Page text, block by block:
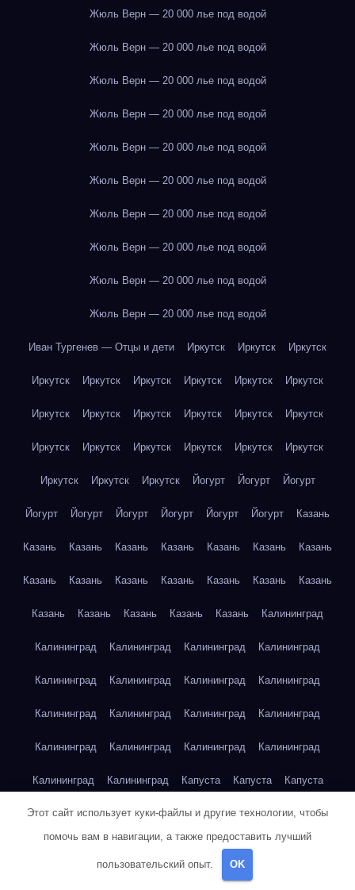
Жюль Верн — 20 000 лье под водой
Жюль Верн — 20 000 лье под водой
Жюль Верн — 20 000 лье под водой
Жюль Верн — 20 000 лье под водой
Жюль Верн — 20 000 лье под водой
Жюль Верн — 20 000 лье под водой
Жюль Верн — 20 000 лье под водой
Жюль Верн — 20 000 лье под водой
Жюль Верн — 20 000 лье под водой
Жюль Верн — 20 000 лье под водой
Иван Тургенев — Отцы и дети Иркутск Иркутск Иркутск
Иркутск Иркутск Иркутск Иркутск Иркутск Иркутск
Иркутск Иркутск Иркутск Иркутск Иркутск Иркутск
Иркутск Иркутск Иркутск Иркутск Иркутск Иркутск
Иркутск Иркутск Иркутск Йогурт Йогурт Йогурт
Йогурт Йогурт Йогурт Йогурт Йогурт Йогурт Казань
Казань Казань Казань Казань Казань Казань Казань
Казань Казань Казань Казань Казань Казань Казань
Казань Казань Казань Казань Казань Калининград
Калининград Калининград Калининград Калининград
Калининград Калининград Калининград Калининград
Калининград Калининград Калининград Калининград
Калининград Калининград Калининград Калининград
Калининград Калининград Капуста Капуста Капуста
Капуста Капуста Капуста Капуста Капуста Капуста
Картофель
Картофель Картофель
Этот сайт использует куки-файлы и другие технологии, чтобы
помочь вам в навигации, а также предоставить лучший
пользовательский опыт. OK